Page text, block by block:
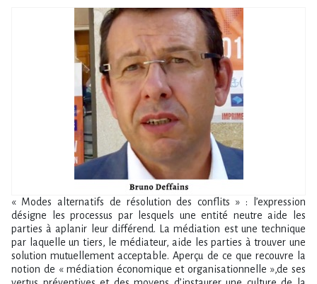
« Modes alternatifs de résolution des conflits » : l’expression
désigne les processus par lesquels une entité neutre aide les
parties à aplanir leur différend. La médiation est une technique
par laquelle un tiers, le médiateur, aide les parties à trouver une
solution mutuellement acceptable. Aperçu de ce que recouvre la
notion de « médiation économique et organisationnelle »,de ses